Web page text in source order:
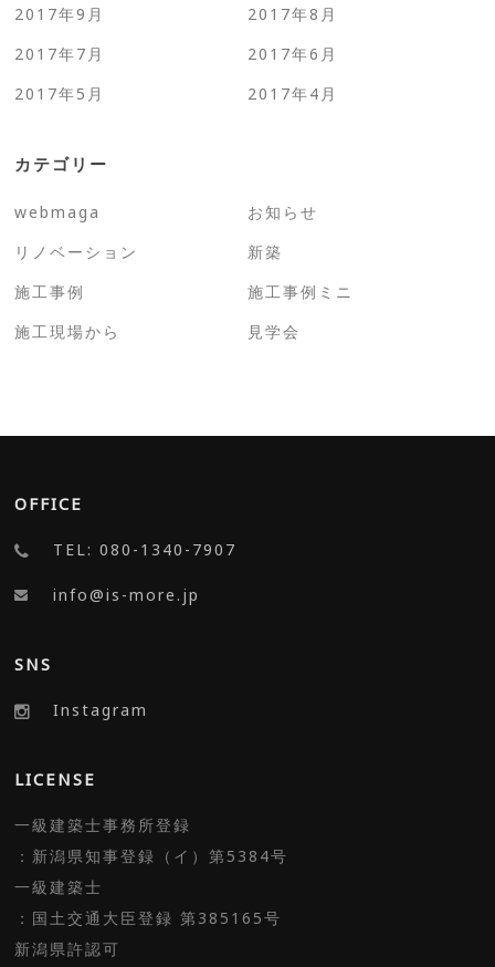
2017年9月
2017年8月
2017年7月
2017年6月
2017年5月
2017年4月
カテゴリー
webmaga
お知らせ
リノベーション
新築
施工事例
施工事例ミニ
施工現場から
見学会
OFFICE
TEL: 080-1340-7907
info@is-more.jp
SNS
Instagram
LICENSE
一級建築士事務所登録
：新潟県知事登録（イ）第5384号
一級建築士
：国土交通大臣登録 第385165号
新潟県許認可